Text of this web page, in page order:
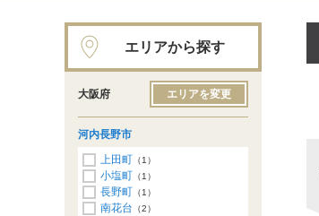
エリアから探す
大阪府 エリアを変更
河内長野市
上田町 （1）
小塩町 （1）
長野町 （1）
南花台 （2）